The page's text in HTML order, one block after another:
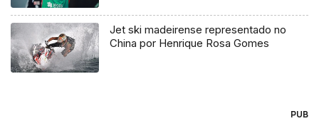
Jet ski madeirense representado no
China por Henrique Rosa Gomes
PUB